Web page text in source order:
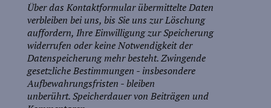
Über das Kontaktformular übermittelte Daten
verbleiben bei uns, bis Sie uns zur Löschung
auffordern, Ihre Einwilligung zur Speicherung
widerrufen oder keine Notwendigkeit der
Datenspeicherung mehr besteht. Zwingende
gesetzliche Bestimmungen - insbesondere
Aufbewahrungsfristen - bleiben
unberührt.Speicherdauer von Beiträgen und